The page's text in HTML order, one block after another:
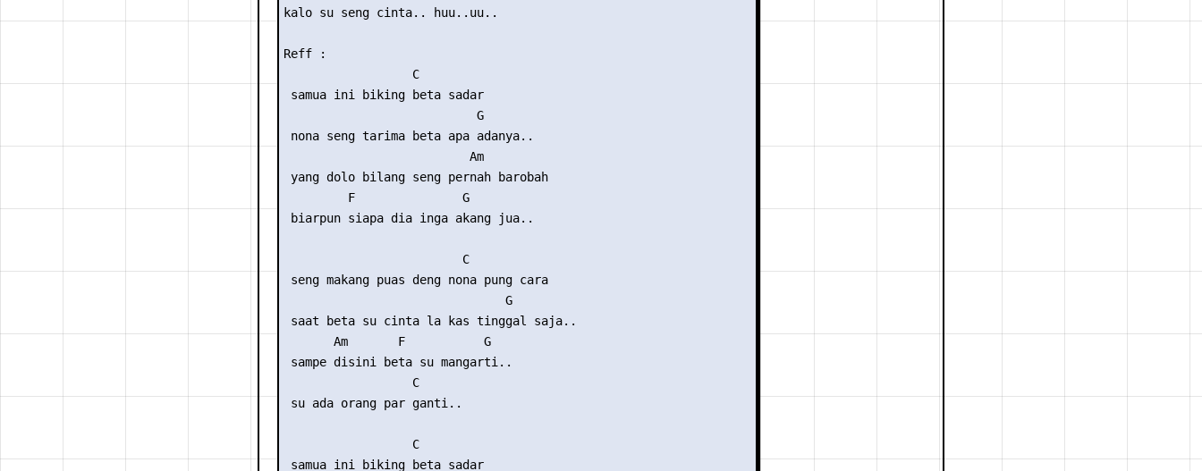
kalo su seng cinta.. huu..uu..
Reff :
                  C
samua ini biking beta sadar
                           G
nona seng tarima beta apa adanya..
                          Am
yang dolo bilang seng pernah barobah
         F               G
biarpun siapa dia inga akang jua..
                         C
seng makang puas deng nona pung cara
                               G
saat beta su cinta la kas tinggal saja..
       Am       F           G
sampe disini beta su mangarti..
                  C
su ada orang par ganti..
                  C
samua ini biking beta sadar